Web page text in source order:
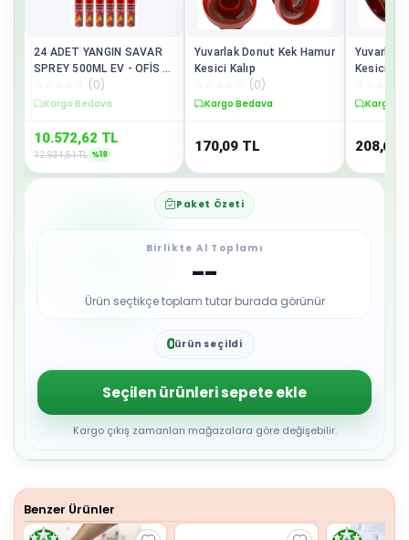
24 ADET YANGIN SAVAR
SPREY 500ML EV - OFİS -
OTO ARAÇ ATEŞ BOĞUCU
KÖPÜK TABAKA
(0)
Sepette %18 İndirim
10.572,62 TL
12.934,51TL %18
Yuvarlak Donut Kek Hamur
Kesici Kalıp
(0)
Kargo Bedava
170,09 TL
Yuvarlak
Kesici
Kargo
208,68
Paket Özeti
Birlikte Al Toplamı
--
Ürün seçtikçe toplam tutar burada görünür
0
2
3
4
5
6
8
ürün seçildi
Seçilen ürünleri sepete ekle
Kargo çıkış zamanları mağazalara göre değişebilir.
Benzer Ürünler